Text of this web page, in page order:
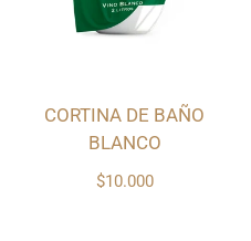
$10.000
CORTINA DE BAÑO
BLANCO